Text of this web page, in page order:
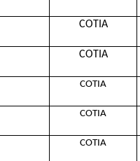
COTIA
COTIA
COTIA
COTIA
COTIA